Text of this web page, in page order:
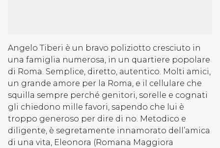
Angelo Tiberi è un bravo poliziotto cresciuto in
una famiglia numerosa, in un quartiere popolare
di Roma. Semplice, diretto, autentico. Molti amici,
un grande amore per la Roma, e il cellulare che
squilla sempre perché genitori, sorelle e cognati
gli chiedono mille favori, sapendo che lui è
troppo generoso per dire di no. Metodico e
diligente, è segretamente innamorato dell’amica
di una vita, Eleonora (Romana Maggiora